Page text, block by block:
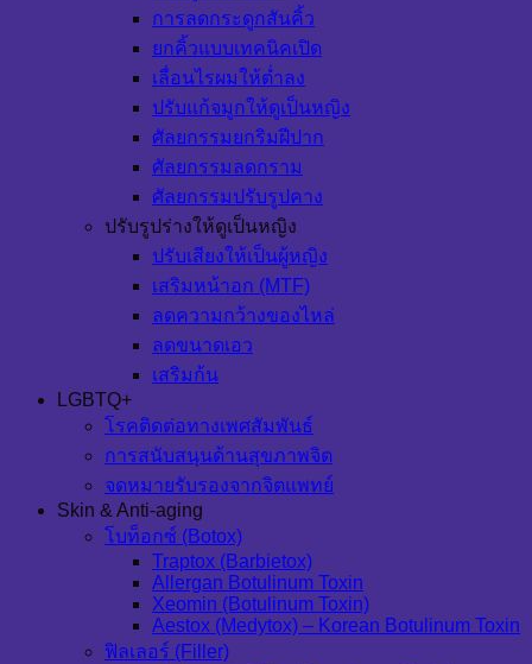
การลดกระดูกสันคิ้ว
ยกคิ้วแบบเทคนิคเปิด
เลื่อนไรผมให้ต่ำลง
ปรับแก้จมูกให้ดูเป็นหญิง
ศัลยกรรมยกริมฝีปาก
ศัลยกรรมลดกราม
ศัลยกรรมปรับรูปคาง
ปรับรูปร่างให้ดูเป็นหญิง
ปรับเสียงให้เป็นผู้หญิง
เสริมหน้าอก (MTF)
ลดความกว้างของไหล่
ลดขนาดเอว
เสริมก้น
LGBTQ+
โรคติดต่อทางเพศสัมพันธ์
การสนับสนุนด้านสุขภาพจิต
จดหมายรับรองจากจิตแพทย์
Skin & Anti-aging
โบท็อกซ์ (Botox)
Traptox (Barbietox)
Allergan Botulinum Toxin
Xeomin (Botulinum Toxin)
Aestox (Medytox) – Korean Botulinum Toxin
ฟิลเลอร์ (Filler)